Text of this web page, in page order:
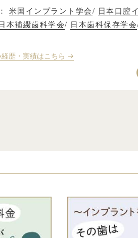
米国インプラント学会/ 日本口腔
本補綴歯科学会/ 日本歯科保存学会
経歴・実績はこちら →